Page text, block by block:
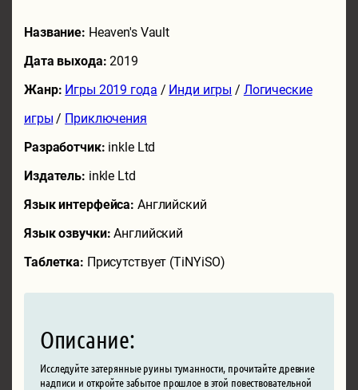
Название: Heaven's Vault
Дата выхода:2019
Жанр: Игры 2019 года / Инди игры / Логические
игры / Приключения
Разработчик: inkle Ltd
Издатель: inkle Ltd
Язык интерфейса: Английский
Язык озвучки:Английский
Таблетка: Присутствует (TiNYiSO)
Описание:
Исследуйте затерянные руины туманности, прочитайте древние
надписи и откройте забытое прошлое в этой повествовательной